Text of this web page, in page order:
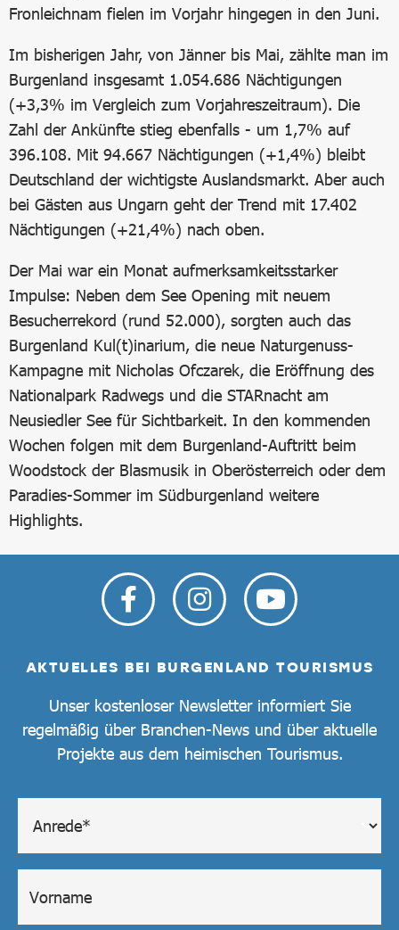
Fronleichnam fielen im Vorjahr hingegen in den Juni.
Im bisherigen Jahr, von Jänner bis Mai, zählte man im
Burgenland insgesamt 1.054.686 Nächtigungen
(+3,3% im Vergleich zum Vorjahreszeitraum). Die
Zahl der Ankünfte stieg ebenfalls - um 1,7% auf
396.108. Mit 94.667 Nächtigungen (+1,4%) bleibt
Deutschland der wichtigste Auslandsmarkt. Aber auch
bei Gästen aus Ungarn geht der Trend mit 17.402
Nächtigungen (+21,4%) nach oben.
Der Mai war ein Monat aufmerksamkeitsstarker
Impulse: Neben dem See Opening mit neuem
Besucherrekord (rund 52.000), sorgten auch das
Burgenland Kul(t)inarium, die neue Naturgenuss-
Kampagne mit Nicholas Ofczarek, die Eröffnung des
Nationalpark Radwegs und die STARnacht am
Neusiedler See für Sichtbarkeit. In den kommenden
Wochen folgen mit dem Burgenland-Auftritt beim
Woodstock der Blasmusik in Oberösterreich oder dem
Paradies-Sommer im Südburgenland weitere
Highlights.
AKTUELLES BEI BURGENLAND TOURISMUS
Unser kostenloser Newsletter informiert Sie
regelmäßig über Branchen-News und über aktuelle
Projekte aus dem heimischen Tourismus.